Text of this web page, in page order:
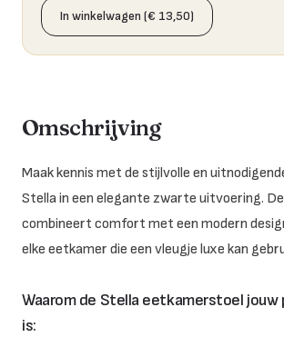
In winkelwagen (€ 13,50)
Omschrijving
Maak kennis met de stijlvolle en
Stella in een elegante zwarte uitvoering.
combineert comfort met een modern
elke eetkamer die een vleugje luxe kan
Waarom de Stella eetkamerstoel
is: